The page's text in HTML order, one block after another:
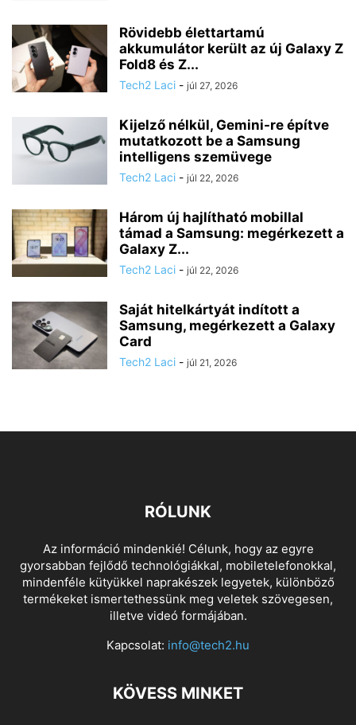
Rövidebb élettartamú
akkumulátor került az új Galaxy Z
Fold8 és Z...
Tech2 Laci - júl 27, 2026
Kijelző nélkül, Gemini-re építve
mutatkozott be a Samsung
intelligens szemüvege
Tech2 Laci - júl 22, 2026
Három új hajlítható mobillal
támad a Samsung: megérkezett a
Galaxy Z...
Tech2 Laci - júl 22, 2026
Saját hitelkártyát indított a
Samsung, megérkezett a Galaxy
Card
Tech2 Laci - júl 21, 2026
RÓLUNK
Az információ mindenkié! Célunk, hogy az egyre
gyorsabban fejlődő technológiákkal, mobiletelefonokkal,
mindenféle kütyükkel naprakészek legyetek, különböző
termékeket ismertethessünk meg veletek szövegesen,
illetve videó formájában.
Kapcsolat: info@tech2.hu
KÖVESS MINKET